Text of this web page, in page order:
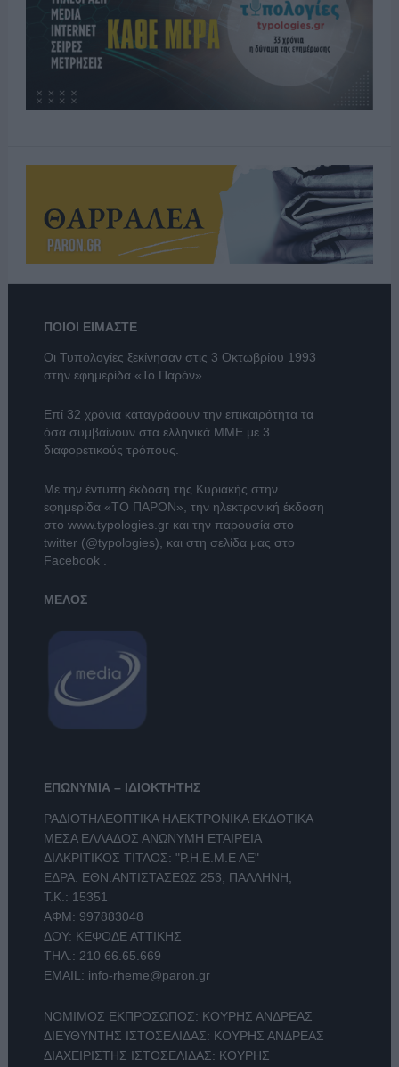
ΠΟΙΟΙ ΕΙΜΑΣΤΕ
Οι Τυπολογίες ξεκίνησαν στις 3 Οκτωβρίου 1993
στην εφημερίδα «Το Παρόν».
Επί 32 χρόνια καταγράφουν την επικαιρότητα τα
όσα συμβαίνουν στα ελληνικά ΜΜΕ με 3
διαφορετικούς τρόπους.
Με την έντυπη έκδοση της Κυριακής στην
εφημερίδα «ΤΟ ΠΑΡΟΝ» , την ηλεκτρονική έκδοση
στο www.typologies.grκαι την παρουσία στο
twitter (@typologies) , και στη σελίδα μας στο
Facebook
ΜΕΛΟΣ
ΕΠΩΝΥΜΙΑ – ΙΔΙΟΚΤΗΤΗΣ
ΡΑΔΙΟΤΗΛΕΟΠΤΙΚΑ ΗΛΕΚΤΡΟΝΙΚΑ ΕΚΔΟΤΙΚΑ
ΜΕΣΑ ΕΛΛΑΔΟΣ ΑΝΩΝΥΜΗ ΕΤΑΙΡΕΙΑ
ΔΙΑΚΡΙΤΙΚΟΣ ΤΙΤΛΟΣ: "Ρ.Η.Ε.Μ.Ε ΑΕ"
ΕΔΡΑ: ΕΘΝ.ΑΝΤΙΣΤΑΣΕΩΣ 253, ΠΑΛΛΗΝΗ,
Τ.Κ.: 15351
ΑΦΜ: 997883048
ΔΟΥ: ΚΕΦΟΔΕ ΑΤΤΙΚΗΣ
ΤΗΛ.: 210 66.65.669
EMAIL: info-rheme@paron.gr
ΝΟΜΙΜΟΣ ΕΚΠΡΟΣΩΠΟΣ: ΚΟΥΡΗΣ ΑΝΔΡΕΑΣ
ΔΙΕΥΘΥΝΤΗΣ ΙΣΤΟΣΕΛΙΔΑΣ: ΚΟΥΡΗΣ ΑΝΔΡΕΑΣ
ΔΙΑΧΕΙΡΙΣΤΗΣ ΙΣΤΟΣΕΛΙΔΑΣ: ΚΟΥΡΗΣ